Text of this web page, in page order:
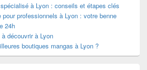
à Lyon : conseils et étapes clés
pour professionnels à Lyon : votre benne
24h
découvrir à Lyon
boutiques mangas à Lyon ?